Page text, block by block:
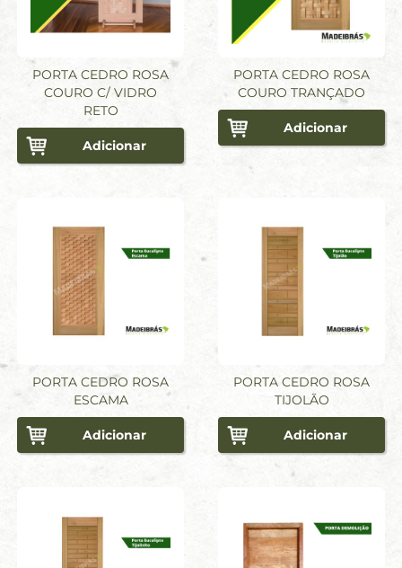
PORTA CEDRO ROSA
COURO C/ VIDRO
RETO
Adicionar
PORTA CEDRO ROSA
COURO TRANÇADO
Adicionar
PORTA CEDRO ROSA
ESCAMA
Adicionar
PORTA CEDRO ROSA
TIJOLÃO
Adicionar